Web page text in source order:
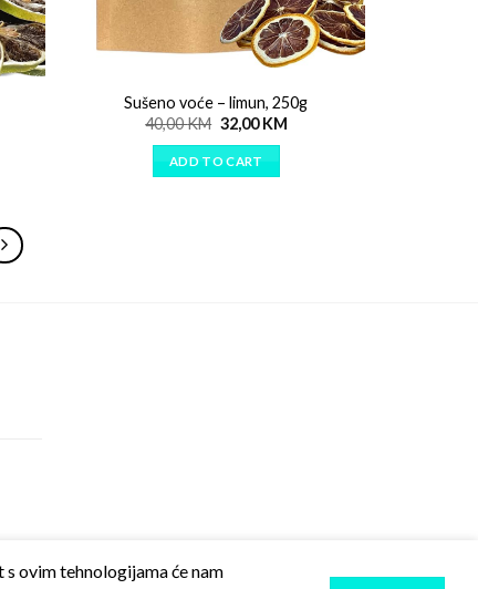
Sušeno voće – limun, 250g
40,00KM 32,00KM
ADD TO CART
ovim tehnologijama će nam